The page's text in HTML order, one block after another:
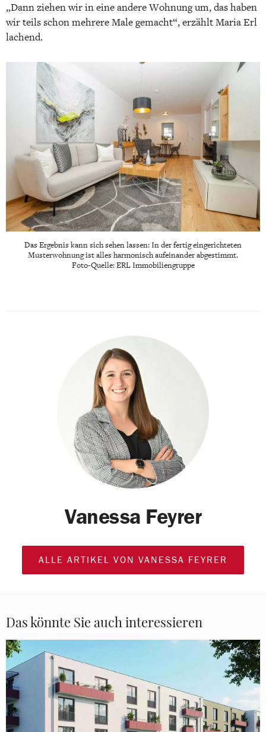
„Dann ziehen wir in eine andere Wohnung um, das haben
wir teils schon mehrere Male gemacht“, erzählt Maria Erl
lachend.
Das Ergebnis kann sich sehen lassen: In der fertig eingerichteten
Musterwohnung ist alles harmonisch aufeinander abgestimmt.
Foto-Quelle: ERL Immobiliengruppe
Vanessa Feyrer
ALLE ARTIKEL VON VANESSA FEYRER
Das könnte Sie auch interessieren